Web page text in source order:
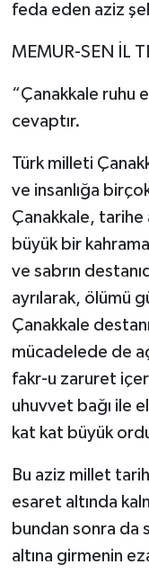
feda eden aziz
MEMUR-SEN İL
“Çanakkale ruhu
cevaptır.
Türk milleti
ve insanlığa
Çanakkale, tarihe
büyük bir
ve sabrın
ayrılarak, ölümü
Çanakkale
mücadelede de
fakr-u zaruret
uhuvvet bağı ile
kat kat büyük
Bu aziz millet
esaret altında
bundan sonra da
altına girmenin